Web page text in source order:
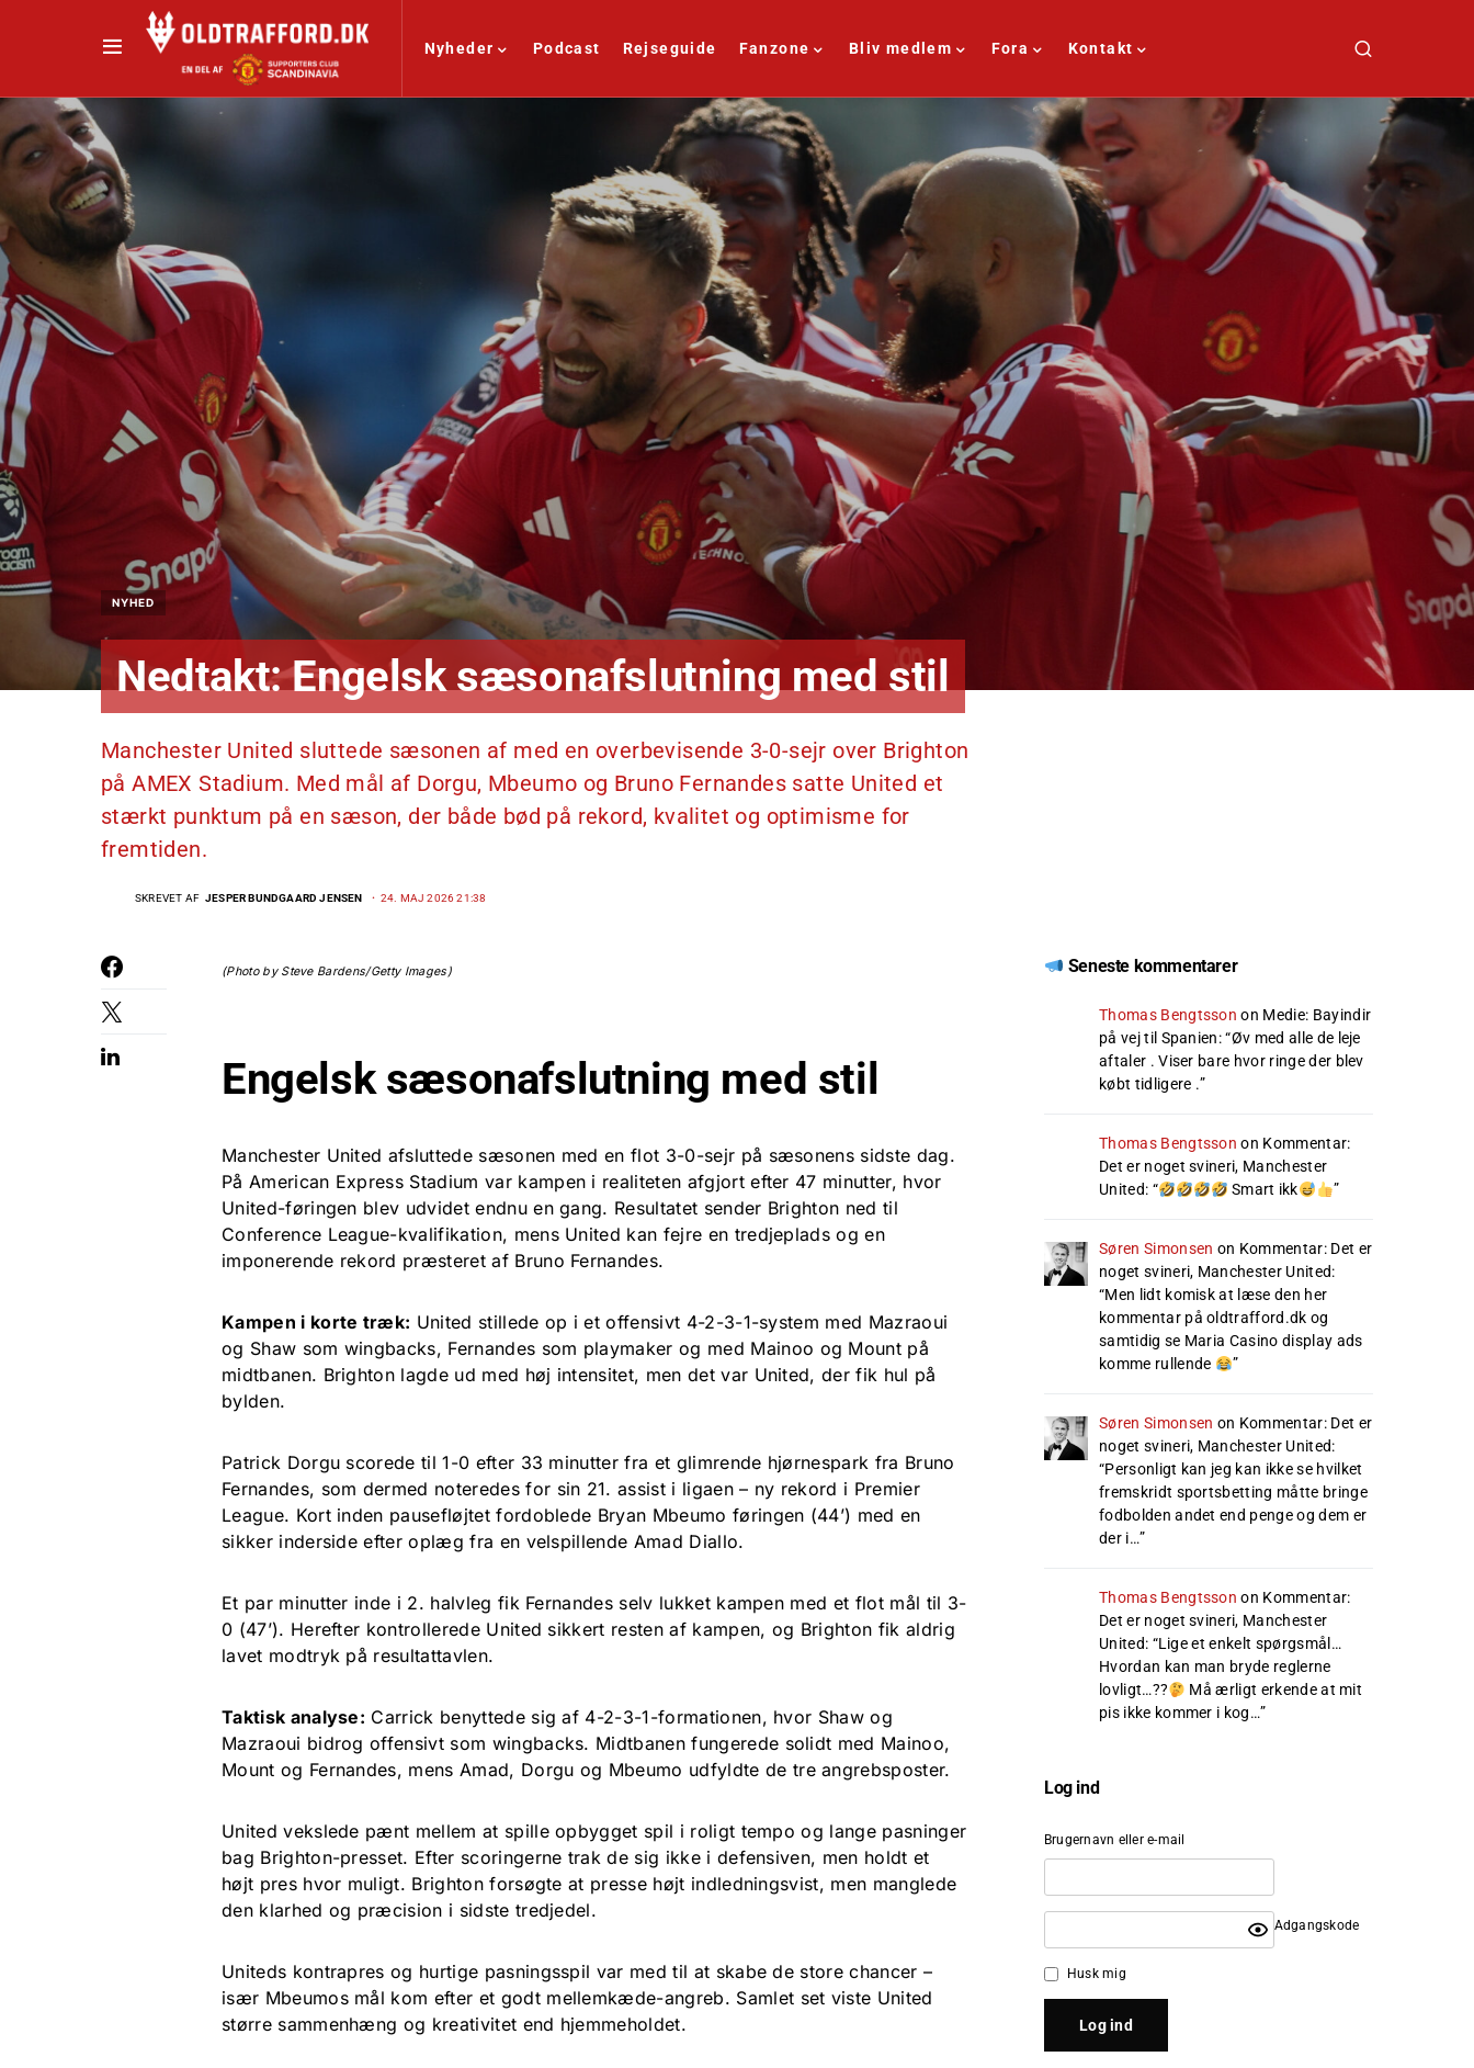
Nyheder Podcast Rejseguide Fanzone Bliv medlem Fora Kontakt
NYHED
Nedtakt: Engelsk sæsonafslutning med stil
Manchester United sluttede sæsonen af med en overbevisende 3-0-sejr over Brighton
på AMEX Stadium. Med mål af Dorgu, Mbeumo og Bruno Fernandes satte United et
stærkt punktum på en sæson, der både bød på rekord, kvalitet og optimisme for
fremtiden.
SKREVET AF JESPER BUNDGAARD JENSEN 24. MAJ 2026 21:38
(Photo by Steve Bardens/Getty Images)
Engelsk sæsonafslutning med stil
Manchester United afsluttede sæsonen med en flot 3-0-sejr på sæsonens sidste dag.
På American Express Stadium var kampen i realiteten afgjort efter 47 minutter, hvor
United-føringen blev udvidet endnu en gang. Resultatet sender Brighton ned til
Conference League-kvalifikation, mens United kan fejre en tredjeplads og en
imponerende rekord præsteret af Bruno Fernandes.
Kampen i korte træk: United stillede op i et offensivt 4-2-3-1-system med Mazraoui
og Shaw som wingbacks, Fernandes som playmaker og med Mainoo og Mount på
midtbanen. Brighton lagde ud med høj intensitet, men det var United, der fik hul på
bylden.
Patrick Dorgu scorede til 1-0 efter 33 minutter fra et glimrende hjørnespark fra Bruno
Fernandes, som dermed noteredes for sin 21. assist i ligaen – ny rekord i Premier
League. Kort inden pausefløjtet fordoblede Bryan Mbeumo føringen (44’) med en
sikker inderside efter oplæg fra en velspillende Amad Diallo.
Et par minutter inde i 2. halvleg fik Fernandes selv lukket kampen med et flot mål til 3-
0 (47’). Herefter kontrollerede United sikkert resten af kampen, og Brighton fik aldrig
lavet modtryk på resultattavlen.
Taktisk analyse: Carrick benyttede sig af 4-2-3-1-formationen, hvor Shaw og
Mazraoui bidrog offensivt som wingbacks. Midtbanen fungerede solidt med Mainoo,
Mount og Fernandes, mens Amad, Dorgu og Mbeumo udfyldte de tre angrebsposter.
United vekslede pænt mellem at spille opbygget spil i roligt tempo og lange pasninger
bag Brighton-presset. Efter scoringerne trak de sig ikke i defensiven, men holdt et
højt pres hvor muligt. Brighton forsøgte at presse højt indledningsvist, men manglede
den klarhed og præcision i sidste tredjedel.
Uniteds kontrapres og hurtige pasningsspil var med til at skabe de store chancer –
især Mbeumos mål kom efter et godt mellemkæde-angreb. Samlet set viste United
større sammenhæng og kreativitet end hjemmeholdet.
Seneste kommentarer
Thomas Bengtsson on Medie: Bayindir
på vej til Spanien: “Øv med alle de leje
aftaler . Viser bare hvor ringe der blev
købt tidligere .”
Thomas Bengtsson on Kommentar:
Det er noget svineri, Manchester
United: “ Smart ikk ”
Søren Simonsen on Kommentar: Det er
noget svineri, Manchester United:
“Men lidt komisk at læse den her
kommentar på oldtrafford.dk og
samtidig se Maria Casino display ads
komme rullende
”
Søren Simonsen on Kommentar: Det er
noget svineri, Manchester United:
“Personligt kan jeg kan ikke se hvilket
fremskridt sportsbetting måtte bringe
fodbolden andet end penge og dem er
der i…”
Thomas Bengtsson on Kommentar:
Det er noget svineri, Manchester
United: “Lige et enkelt spørgsmål…
Hvordan kan man bryde reglerne
lovligt…??
Må ærligt erkende at mit
pis ikke kommer i kog…”
Log ind
Brugernavn eller e-mail
Adgangskode
Husk mig